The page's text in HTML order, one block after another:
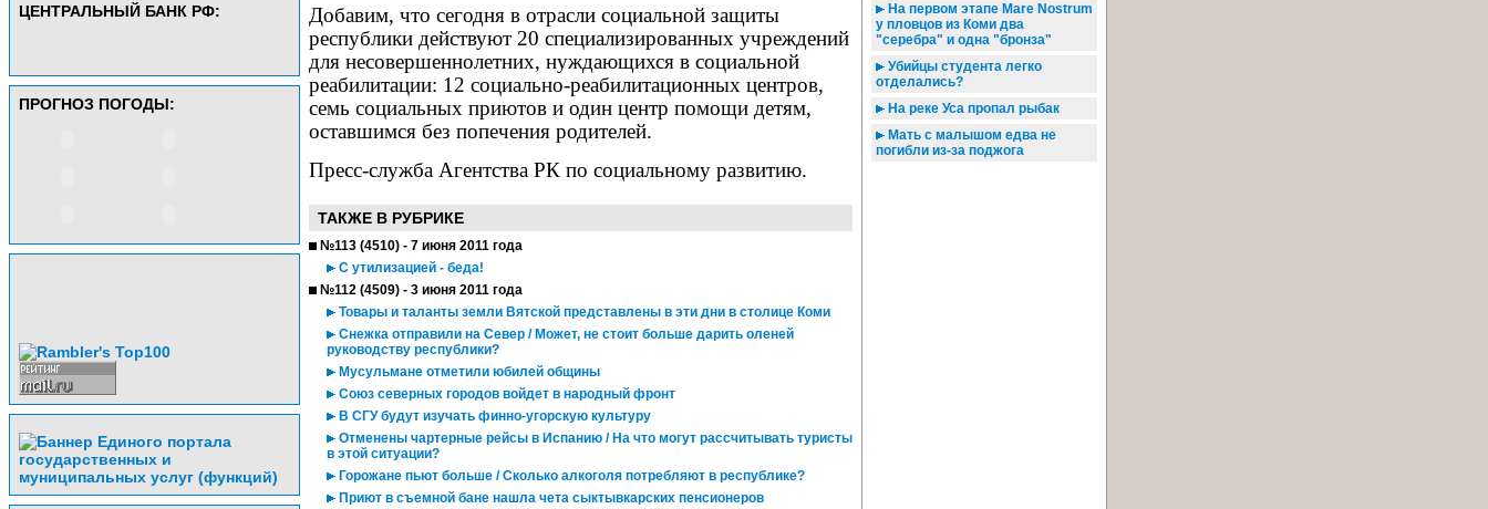
ЦЕНТРАЛЬНЫЙ БАНК РФ:
ПРОГНОЗ ПОГОДЫ:
Добавим, что сегодня в отрасли социальной защиты
республики действуют 20 специализированных учреждений
для несовершеннолетних, нуждающихся в социальной
реабилитации: 12 социально-реабилитационных центров,
семь социальных приютов и один центр помощи детям,
оставшимся без попечения родителей.
Пресс-служба Агентства РК по социальному развитию.
ТАКЖЕ В РУБРИКЕ
№113 (4510) - 7 июня 2011 года
С утилизацией - беда!
№112 (4509) - 3 июня 2011 года
Товары и таланты земли Вятской представлены в эти дни в столице Коми
Снежка отправили на Север / Может, не стоит больше дарить оленей
руководству республики?
Мусульмане отметили юбилей общины
Союз северных городов войдет в народный фронт
В СГУ будут изучать финно-угорскую культуру
Отменены чартерные рейсы в Испанию / На что могут рассчитывать туристы
в этой ситуации?
Горожане пьют больше / Сколько алкоголя потребляют в республике?
Приют в съемной бане нашла чета сыктывкарских пенсионеров
На первом этапе Mare Nostrum
у пловцов из Коми два
"серебра" и одна "бронза"
Убийцы студента легко
отделались?
На реке Уса пропал рыбак
Мать с малышом едва не
погибли из-за поджога